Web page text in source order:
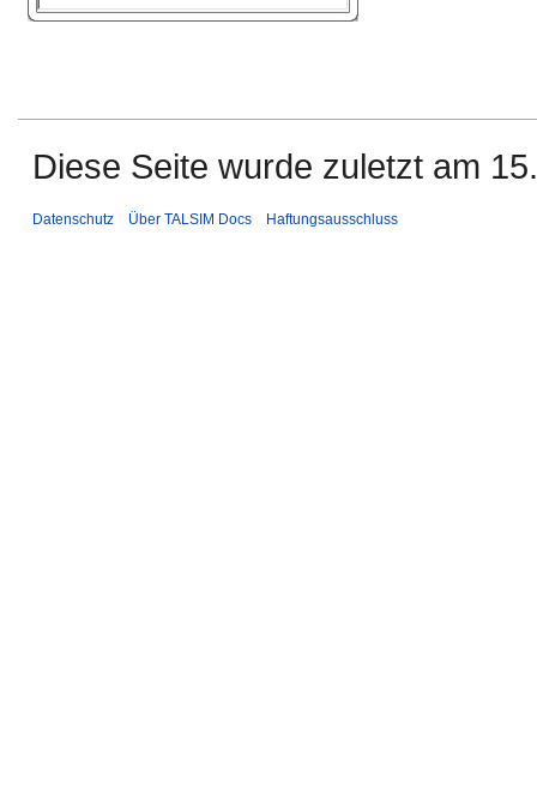
Diese Seite wurde zuletzt am
Datenschutz Über TALSIM Docs Haftungsausschluss